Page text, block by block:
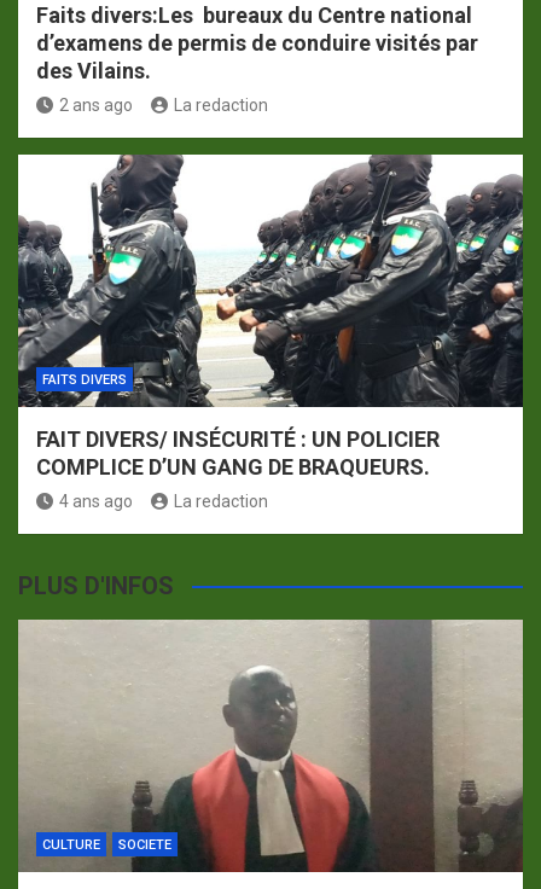
Faits divers:Les bureaux du Centre national
d’examens de permis de conduire visités par
des Vilains.
2 ans ago La redaction
FAITS DIVERS
FAIT DIVERS/ INSÉCURITÉ : UN POLICIER
COMPLICE D’UN GANG DE BRAQUEURS.
4 ans ago La redaction
PLUS D'INFOS
CULTURE SOCIETE